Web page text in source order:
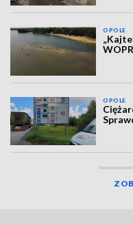
OPOLE
OPOLE